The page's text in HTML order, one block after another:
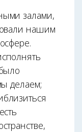
залами,
нашим
делаем;